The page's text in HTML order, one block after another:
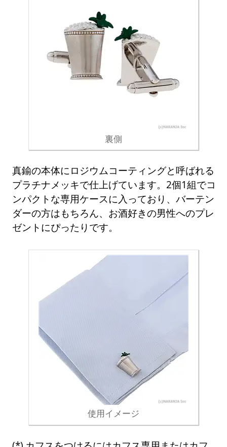
裏側
真鍮の本体にロジウムコーティングと呼ばれる
プラチナメッキで仕上げています。2個1組でコ
ンパクトな専用ケースに入っており、バーテン
ダーの方はもちろん、お酒好きの男性へのプレ
ゼントにぴったりです。
使用イメージ